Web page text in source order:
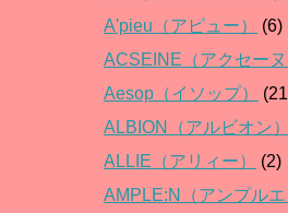
A'pieu（アピュー）
(6)
ACSEINE（アクセーヌ
Aesop（イソップ）
ALBION（アルビオン）
ALLIE（アリィー）
(2)
AMPLE:N（アンプルエ